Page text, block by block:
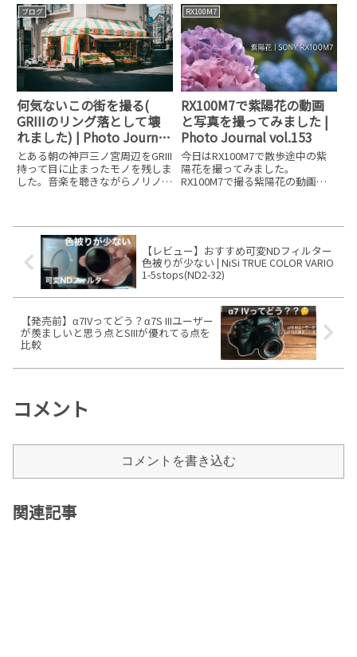
RX100M7・ソニー
α6600(SEL1018)・富士フイルム
X100V・GoPro HERO 8・iPhone
11
園へ行ってきました。事前情報な
しに思いつきで行ったので、咲い
ているか不安でしたが見頃で多く
の人がバラを楽しんでいまし
ブログ
何気ないこの街を撮る(
GRIIIのリング落として壊
れました) | Photo Journal
vol.333
とある朝の神戸三ノ宮周辺をGRIII
持って目に止まったモノを残しま
した。音楽を聴きながらノリノリ
変形し利用不可に。笑よく外れる
とは聞いていました
RX100M7
RX100M7で紫陽花の動画
と写真を撮ってみました |
Photo Journal vol.153
今日はRX100M7で散歩途中の紫
陽花を撮ってみました。
RX100M7で撮る紫陽花の動画撮
グしています。今回はNDも付け
【レビュー】おすすめ可変NDフィルター
色被りが少ない | NiSi TRUE COLOR VARIO
1-5stops(ND2-32)
【発売前】α7IVってどう？α7S IIIユーザー
が羨ましいと思う点とSIIIが優れてる点を
比較
コメント
コメントを書き込む
関連記事